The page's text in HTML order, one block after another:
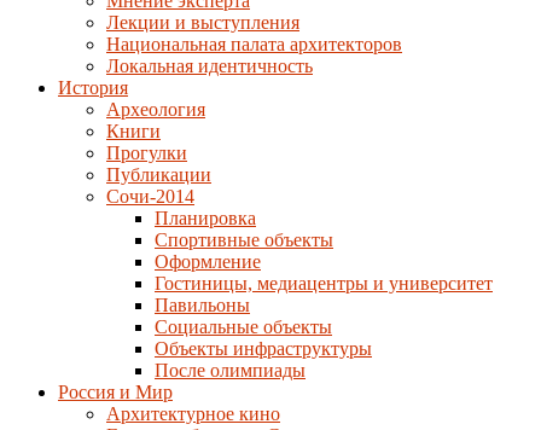
Лекции и выступления
Национальная палата архитекторов
Локальная идентичность
История
Археология
Книги
Прогулки
Публикации
Сочи-2014
Планировка
Спортивные объекты
Оформление
Гостиницы, медиацентры и университет
Павильоны
Социальные объекты
Объекты инфраструктуры
После олимпиады
Россия и Мир
Архитектурное кино